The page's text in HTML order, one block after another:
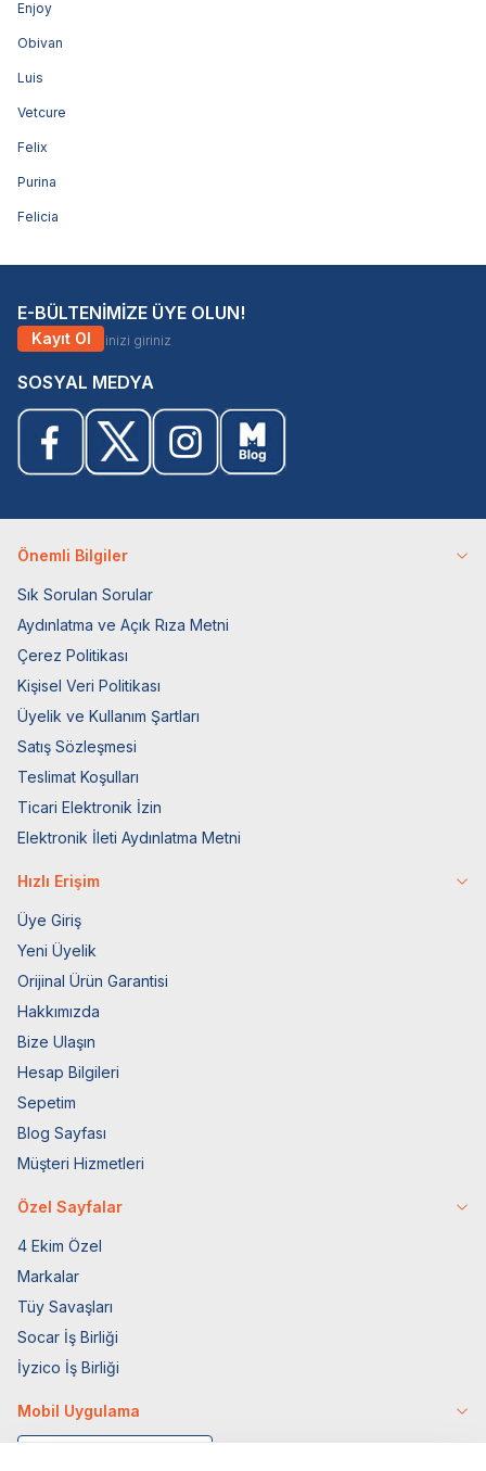
Enjoy
Obivan
Luis
Vetcure
Felix
Purina
Felicia
E-BÜLTENİMİZE ÜYE OLUN!
Kayıt Ol
SOSYAL MEDYA
Önemli Bilgiler
Sık Sorulan Sorular
Aydınlatma ve Açık Rıza Metni
Çerez Politikası
Kişisel Veri Politikası
Üyelik ve Kullanım Şartları
Satış Sözleşmesi
Teslimat Koşulları
Ticari Elektronik İzin
Elektronik İleti Aydınlatma Metni
Hızlı Erişim
Üye Giriş
Yeni Üyelik
Orijinal Ürün Garantisi
Hakkımızda
Bize Ulaşın
Hesap Bilgileri
Sepetim
Blog Sayfası
Müşteri Hizmetleri
Özel Sayfalar
4 Ekim Özel
Markalar
Tüy Savaşları
Socar İş Birliği
İyzico İş Birliği
Mobil Uygulama